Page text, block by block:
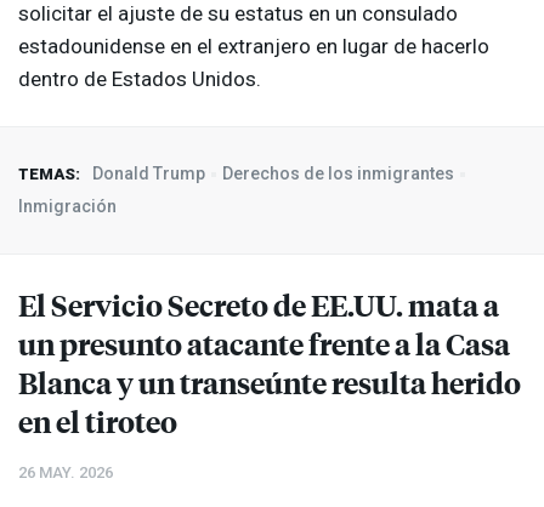
solicitar el ajuste de su estatus en un consulado
estadounidense en el extranjero en lugar de hacerlo
dentro de Estados Unidos.
TEMAS: Donald Trump
Derechos de los inmigrantes
Inmigración
El Servicio Secreto de EE.UU. mata a
un presunto atacante frente a la Casa
Blanca y un transeúnte resulta herido
en el tiroteo
26 MAY. 2026